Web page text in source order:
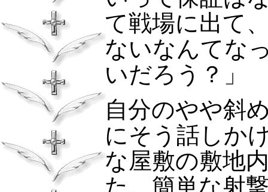
て戦場に出て
ないなんてな
いだろう？」
自分のやや斜
にそう話しか
な屋敷の敷地
た、簡単な射